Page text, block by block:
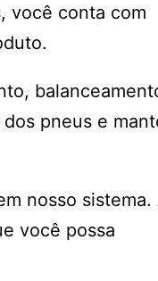
você conta com
pneus e
nosso sistema.
você possa